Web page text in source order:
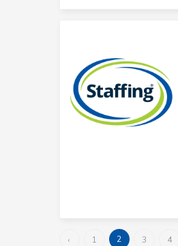
‹ 1 2 3 4